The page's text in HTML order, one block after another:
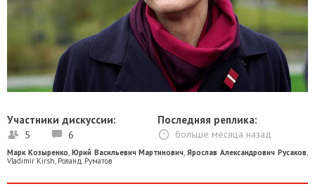
Участники дискуссии:
5 6
Последняя реплика:
больше месяца назад
Марк Козыренко, Юрий Васильевич Мартинович,Ярослав Александрович Русаков,
Vladimir Kirsh, Роланд Руматов